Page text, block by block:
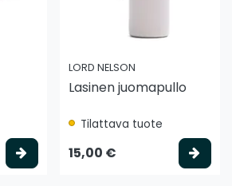
Valitse vaihtoehto
LORD NELSON
Lasinen juomapullo
Tilattava tuote
15,00 €